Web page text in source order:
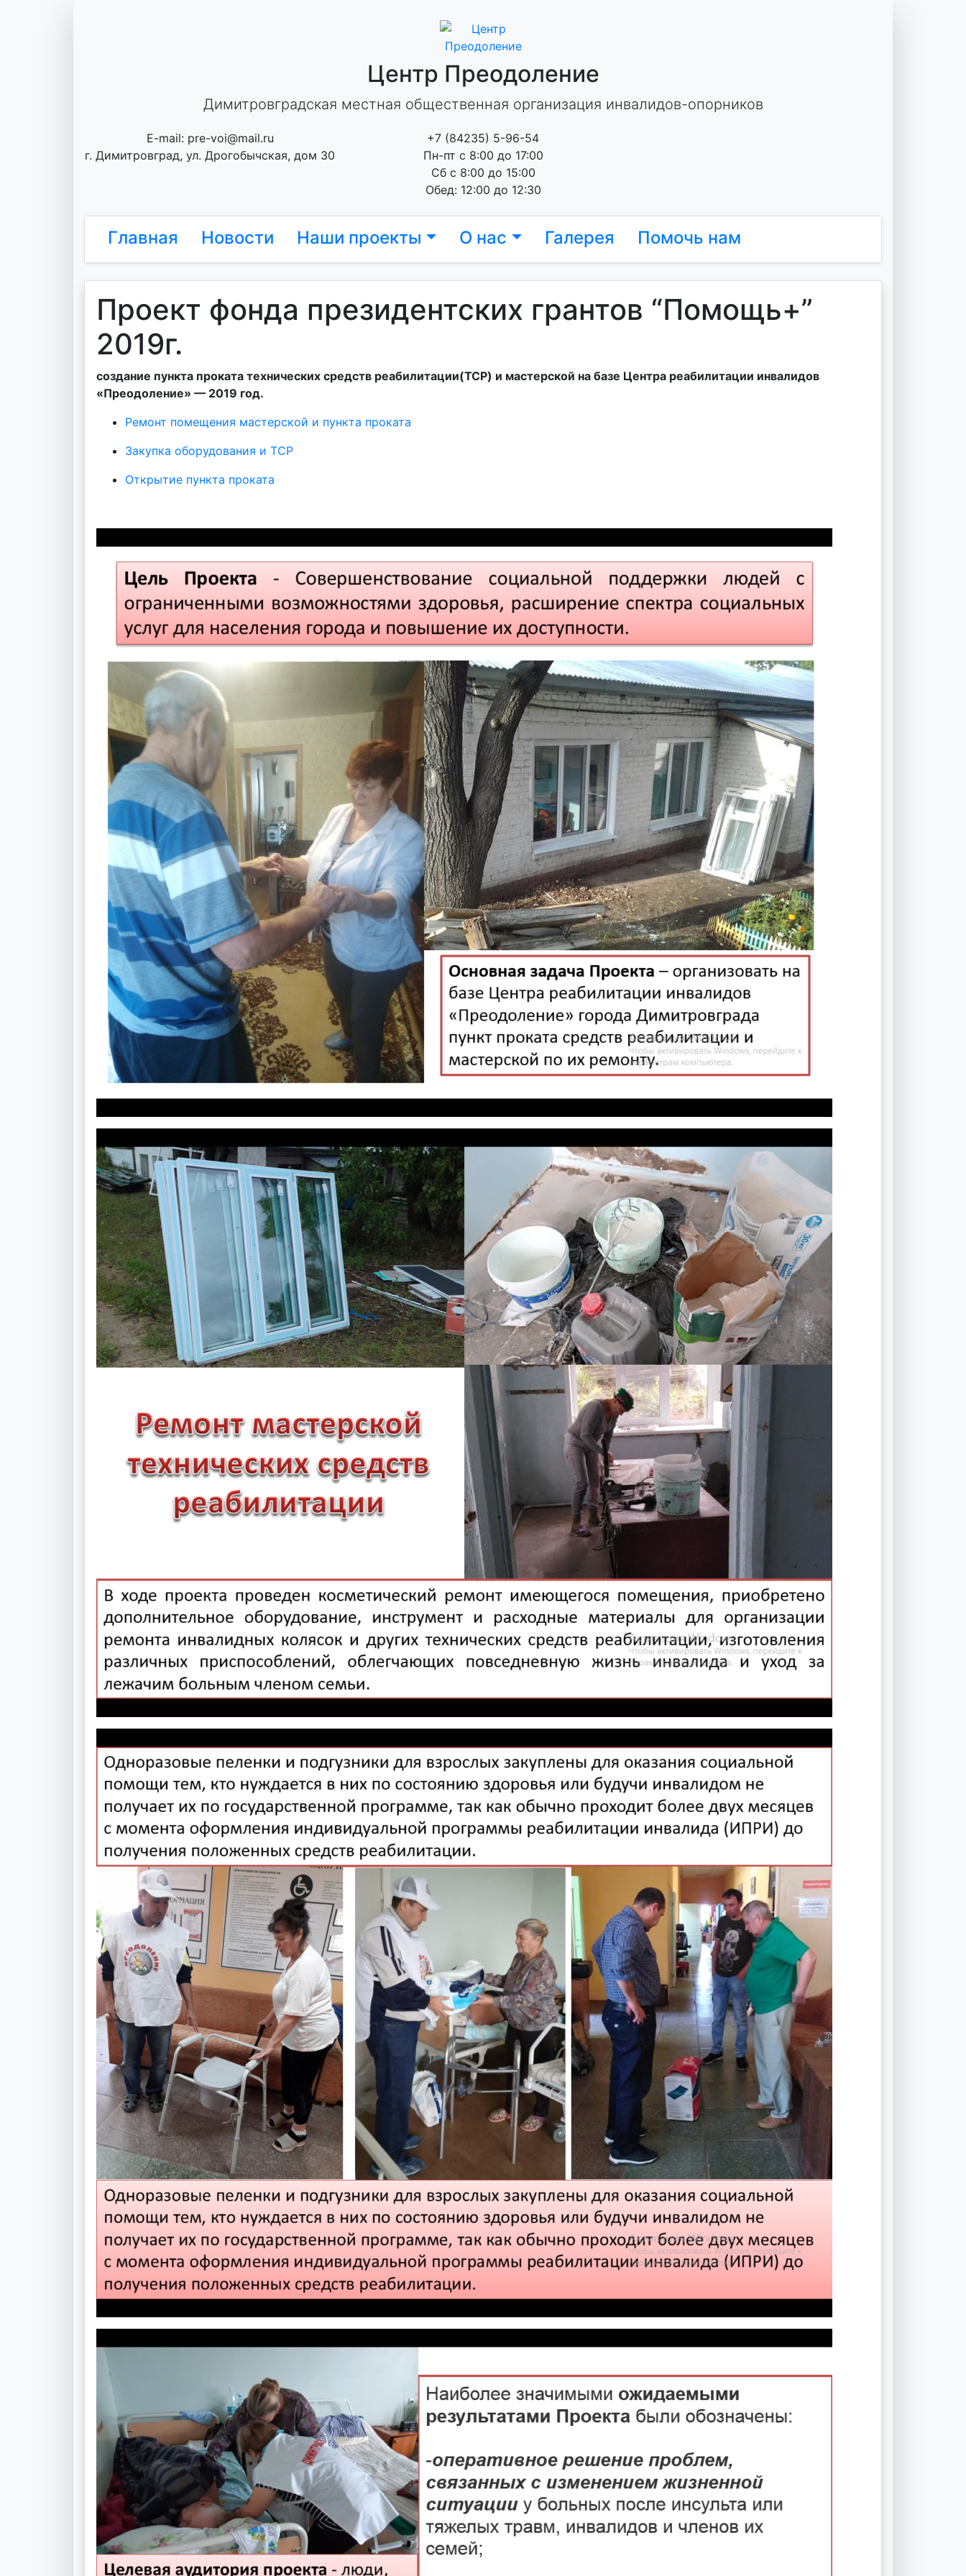
Центр Преодоление
Димитровградская местная общественная организация инвалидов-опорников
E-mail: pre-voi@mail.ru
г. Димитровград, ул. Дрогобычская, дом 30
+7 (84235) 5-96-54
Пн-пт с 8:00 до 17:00
Сб с 8:00 до 15:00
Обед: 12:00 до 12:30
Главная Новости Наши проекты О нас Галерея Помочь нам
Проект фонда президентских грантов “Помощь+”
2019г.
создание пункта проката технических средств реабилитации(ТСР) и мастерской на базе Центра реабилитации инвалидов
«Преодоление» — 2019 год.
Ремонт помещения мастерской и пункта проката
Закупка оборудования и ТСР
Открытие пункта проката